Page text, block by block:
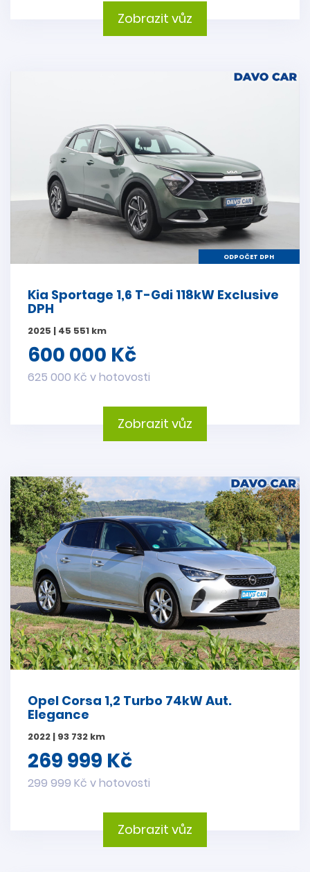
Zobrazit vůz
ODPOČET DPH
Kia Sportage 1,6 T-Gdi 118kW Exclusive
DPH
2025 | 45 551 km
600 000 Kč
625 000 Kč v hotovosti
Zobrazit vůz
Opel Corsa 1,2 Turbo 74kW Aut.
Elegance
2022 | 93 732 km
269 999 Kč
299 999 Kč v hotovosti
Zobrazit vůz